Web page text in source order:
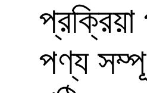
প্রক্রিয়া
পণ্য